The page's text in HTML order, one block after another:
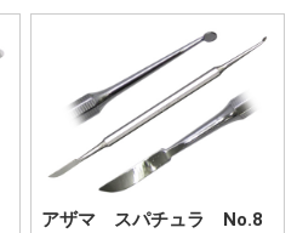
アザマ スパチュラ No.8